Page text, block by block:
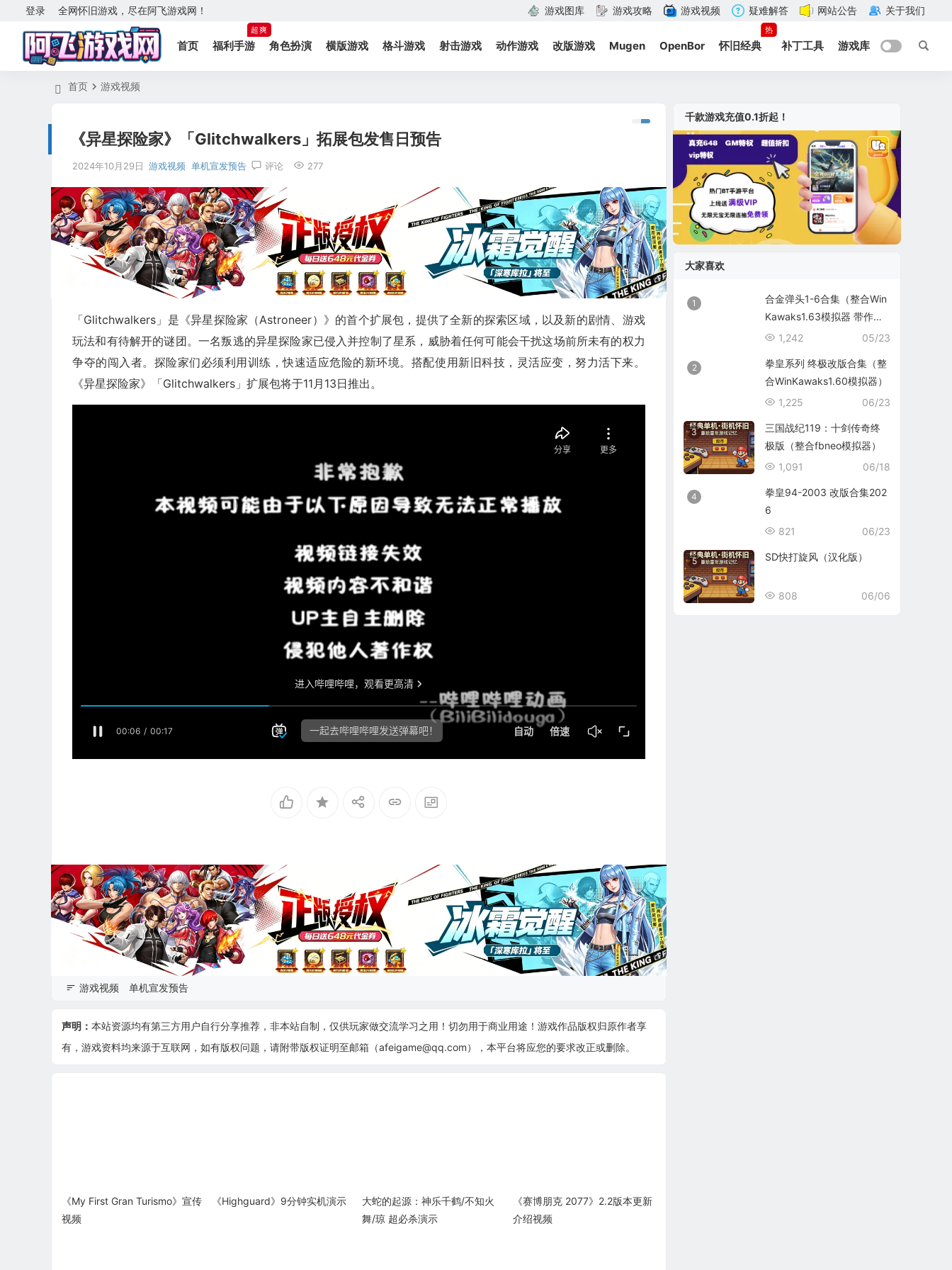
全网怀旧游戏，尽在阿飞游戏网！
登录 游戏图库 游戏攻略 游戏视频 疑难解答 网站公告 关于我们
首页 福利手游
超爽
角色扮演 横版游戏 格斗游戏 射击游戏 动作游戏 改版游戏 Mugen OpenBor 怀旧经典
热
补丁工具 游戏库
首页 游戏视频
《异星探险家》「Glitchwalkers」拓展包发售日预告
2024年10月29日 游戏视频 单机宣发预告 评论 277
「Glitchwalkers」是《异星探险家（Astroneer）》的首个扩展包，提供了全新的探索区域，以及新的剧情、游戏
玩法和有待解开的谜团。一名叛逃的异星探险家已侵入并控制了星系，威胁着任何可能会干扰这场前所未有的权力
争夺的闯入者。探险家们必须利用训练，快速适应危险的新环境。搭配使用新旧科技，灵活应变，努力活下来。
《异星探险家》「Glitchwalkers」扩展包将于11月13日推出。
游戏视频 单机宣发预告
声明： 本站资源均有第三方用户自行分享推荐，非本站自制，仅供玩家做交流学习之用！切勿用于商业用途！游戏作品版权归原作者享
有，游戏资料均来源于互联网，如有版权问题，请附带版权证明至邮箱（afeigame@qq.com），本平台将应您的要求改正或删除。
《My First Gran Turismo》宣传
视频
《Highguard》9分钟实机演示
大蛇的起源：神乐千鹤/不知火
舞/琼 超必杀演示
《赛博朋克 2077》2.2版本更新
介绍视频
千款游戏充值0.1折起！
大家喜欢
1
合金弹头1-6合集（整合Win
Kawaks1.63模拟器 带作弊
码）
05/23
1,242
2
拳皇系列 终极改版合集（整
合WinKawaks1.60模拟器）
06/23
1,225
3
三国战纪119：十剑传奇终
极版（整合fbneo模拟器）
06/18
1,091
4
拳皇94-2003 改版合集202
6
06/23
821
5 SD快打旋风（汉化版）
06/06
808